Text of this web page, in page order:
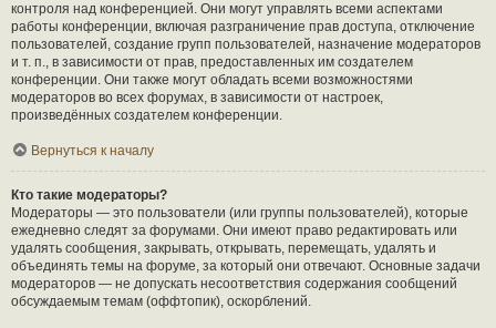
контроля над конференцией. Они могут управлять всеми аспектами
работы конференции, включая разграничение прав доступа, отключение
пользователей, создание групп пользователей, назначение модераторов
и т. п., в зависимости от прав, предоставленных им создателем
конференции. Они также могут обладать всеми возможностями
модераторов во всех форумах, в зависимости от настроек,
произведённых создателем конференции.
Вернуться к началу
Кто такие модераторы?
Модераторы — это пользователи (или группы пользователей), которые
ежедневно следят за форумами. Они имеют право редактировать или
удалять сообщения, закрывать, открывать, перемещать, удалять и
объединять темы на форуме, за который они отвечают. Основные задачи
модераторов — не допускать несоответствия содержания сообщений
обсуждаемым темам (оффтопик), оскорблений.